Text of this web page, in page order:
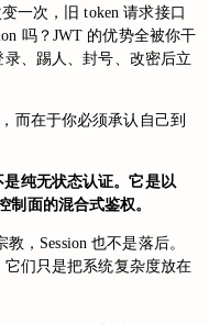
一次，旧 token 请求接口
吗？JWT 的优势全被你干
、踢人、封号、改密后立
而在于你必须承认自己到
纯无状态认证。它是以
制面的混合式鉴权。
，Session 也不是落后。
们只是把系统复杂度放在